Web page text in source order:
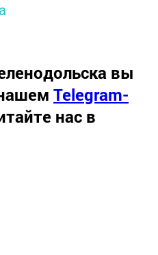
вы
Telegram-
нас в